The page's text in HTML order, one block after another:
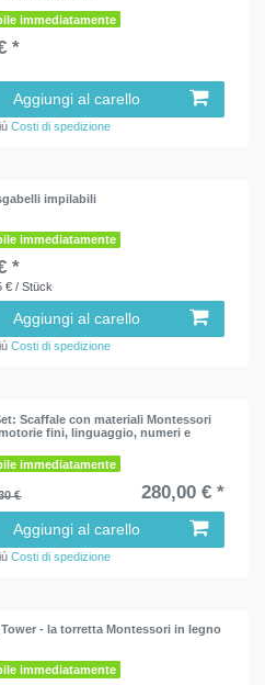
immediatamente
*
Aggiungi al carello
Costi di spedizione
impilabili
immediatamente
*
€ / Stück
Aggiungi al carello
Costi di spedizione
Scaffale con materiali Montessori
fini, linguaggio, numeri e
immediatamente
€ 280,00 € *
Aggiungi al carello
Costi di spedizione
- la torretta Montessori in legno
immediatamente